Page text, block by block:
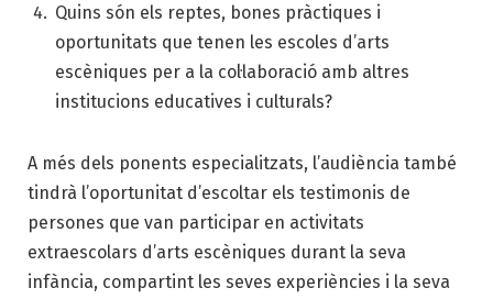
Quins són els reptes, bones pràctiques i
oportunitats que tenen les escoles d’arts
escèniques per a la col·laboració amb altres
institucions educatives i culturals?
A més dels ponents especialitzats, l’audiència també
tindrà l’oportunitat d’escoltar els testimonis de
persones que van participar en activitats
extraescolars d’arts escèniques durant la seva
infància, compartint les seves experiències i la seva